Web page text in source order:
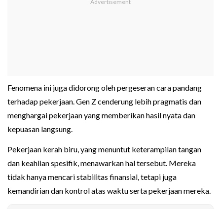
Fenomena ini juga didorong oleh pergeseran cara pandang
terhadap pekerjaan. Gen Z cenderung lebih pragmatis dan
menghargai pekerjaan yang memberikan hasil nyata dan
kepuasan langsung.
Pekerjaan kerah biru, yang menuntut keterampilan tangan
dan keahlian spesifik, menawarkan hal tersebut. Mereka
tidak hanya mencari stabilitas finansial, tetapi juga
kemandirian dan kontrol atas waktu serta pekerjaan mereka.